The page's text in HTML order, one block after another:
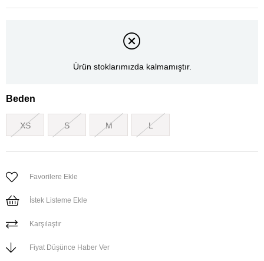
Ürün stoklarımızda kalmamıştır.
Beden
XS S M L
Favorilere Ekle
İstek Listeme Ekle
Karşılaştır
Fiyat Düşünce Haber Ver